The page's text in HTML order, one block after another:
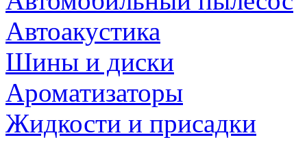
Автоакустика
Шины и диски
Ароматизаторы
Жидкости и присадки